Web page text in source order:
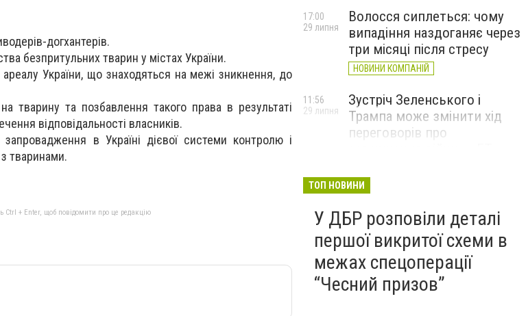
догхантерів.
безпритульних тварин у містах України.
України, що знаходяться на межі зникнення, до
тварину та позбавлення такого права в результаті
відповідальності власників.
в Україні дієвої системи контролю і
тваринами.
Ctrl + Enter, щоб повідомити про це редакцію
Волосся сиплеться: чому
випадіння наздоганяє через
три місяці після стресу
НОВИНИ КОМПАНІЙ
17:00
29 липня
Зустріч Зеленського і
Трампа може змінити хід
переговорів про
11:56
29 липня
ТОП НОВИНИ
У ДБР розповіли деталі
першої викритої схеми в
межах спецоперації
“Чесний призов”